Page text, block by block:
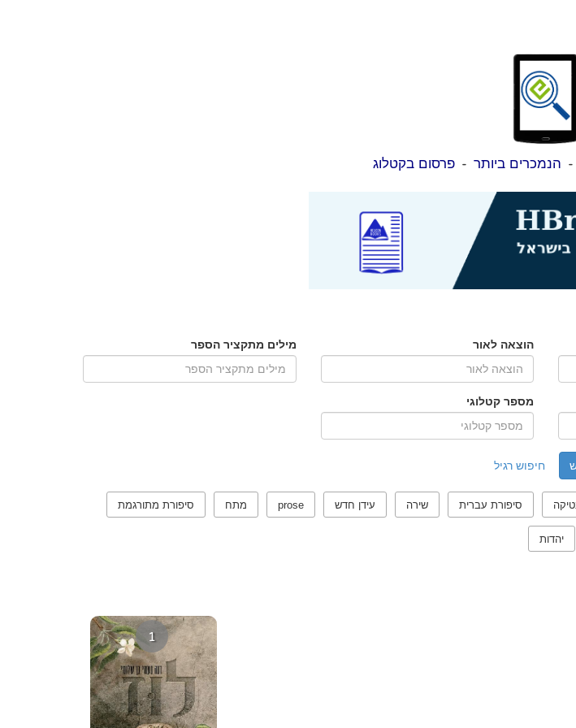
- הנמכרים ביותר -פרסום בקטלוג
הוצאה לאור מילים מתקציר הספר
מספר קטלוגי
חיפוש רגיל
סיפורת עברית שירה עידן חדש prose מתח סיפורת מתורגמת
יהדות
1